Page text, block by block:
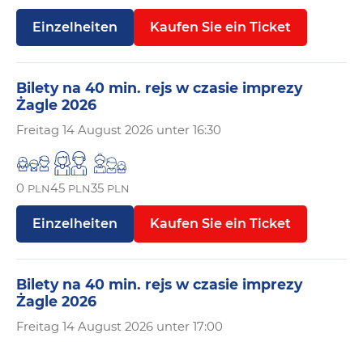
Einzelheiten Kaufen Sie ein Ticket
Bilety na 40 min. rejs w czasie imprezy
Żagle 2026
Freitag 14 August 2026 unter 16:30
0 PLN45 PLN35 PLN
Einzelheiten Kaufen Sie ein Ticket
Bilety na 40 min. rejs w czasie imprezy
Żagle 2026
Freitag 14 August 2026 unter 17:00